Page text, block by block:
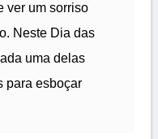
ver um sorriso
Neste Dia das
uma delas
para esboçar